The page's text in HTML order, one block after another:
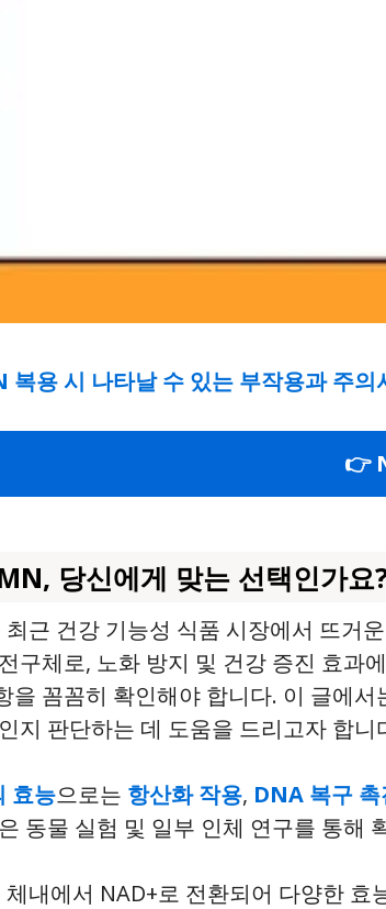
복용 시 나타날 수 있는 부작용과 주의
👉
당신에게 맞는 선택인가요
근 건강 기능성 식품 시장에서 뜨거
구체로, 노화 방지 및 건강 증진 효과
을 꼼꼼히 확인해야 합니다. 이 글에
지 판단하는 데 도움을 드리고자 합니
효능으로는 항산화 작용, DNA 복구 촉
동물 실험 및 일부 인체 연구를 통해
내에서 NAD+로 전환되어 다양한 효